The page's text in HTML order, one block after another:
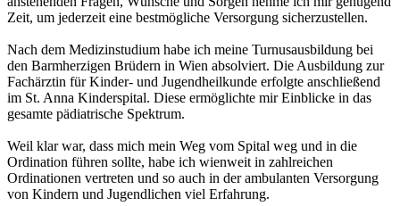
Zeit, um jederzeit eine bestmögliche Versorgung sicherzustellen.
Nach dem Medizinstudium habe ich meine Turnusausbildung bei
den Barmherzigen Brüdern in Wien absolviert. Die Ausbildung zur
Fachärztin für Kinder- und Jugendheilkunde erfolgte anschließend
im St. Anna Kinderspital. Diese ermöglichte mir Einblicke in das
gesamte pädiatrische Spektrum.
Weil klar war, dass mich mein Weg vom Spital weg und in die
Ordination führen sollte, habe ich wienweit in zahlreichen
Ordinationen vertreten und so auch in der ambulanten Versorgung
von Kindern und Jugendlichen viel Erfahrung.